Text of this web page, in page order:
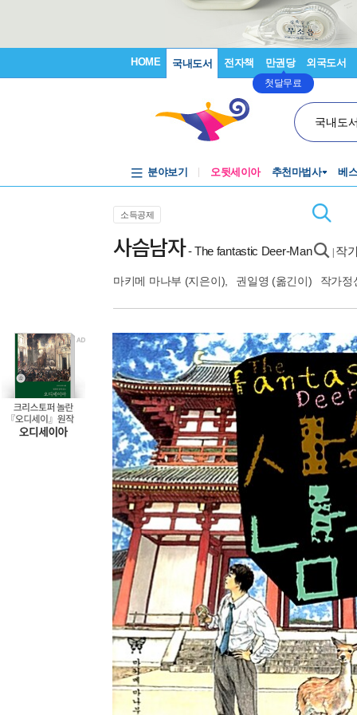
HOME 국내도서 전자책 만권당
첫달무료
외국도서
국내도
분야보기 오뒷세이아 추천마법사 베
소득공제
사슴남자- The fantastic Deer-Man 작
마키메 마나부 (지은이), 권일영 (옮긴이) 작가정